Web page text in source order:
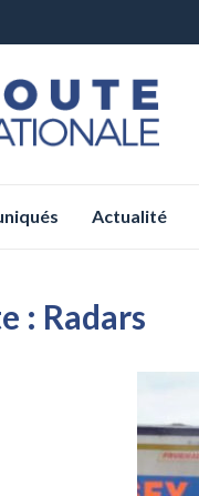
Actualité
: Radars